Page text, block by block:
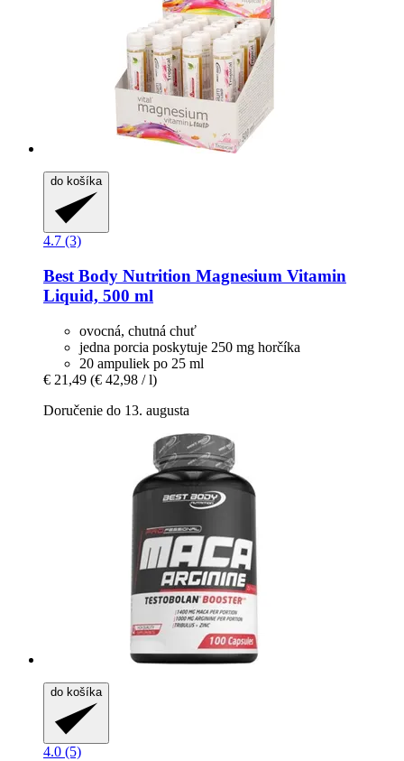
do košíka
4.7 (3)
Best Body Nutrition Magnesium Vitamin
Liquid, 500 ml
ovocná, chutná chuť
jedna porcia poskytuje 250 mg horčíka
20 ampuliek po 25 ml
€ 21,49 (€ 42,98 / l)
Doručenie do 13. augusta
do košíka
4.0 (5)